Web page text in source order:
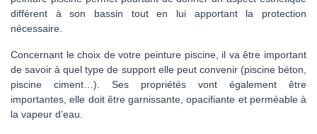
différent à son bassin tout en lui apportant la protection
nécessaire.
Concernant le choix de votre peinture piscine, il va être important
de savoir à quel type de support elle peut convenir (piscine béton,
piscine ciment…). Ses propriétés vont également être
importantes, elle doit être garnissante, opacifiante et perméable à
la vapeur d’eau.